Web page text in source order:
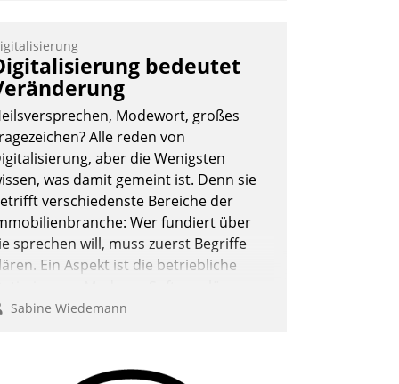
bedeutet
Modewort, großes
Alle reden von
aber die Wenigsten
was damit gemeint ist. Denn sie
verschiedenste Bereiche der
Wer fundiert über
sprechen will, muss zuerst Begriffe
Ein Aspekt ist die betriebliche
große Einsparungen durch
Allein mit der Einführung einer neuen
Sabine Wiedemann